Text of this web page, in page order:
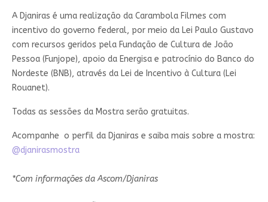
A Djaniras é uma realização da Carambola Filmes com
incentivo do governo federal, por meio da Lei Paulo Gustavo
com recursos geridos pela Fundação de Cultura de João
Pessoa (Funjope), apoio da Energisa e patrocínio do Banco do
Nordeste (BNB), através da Lei de Incentivo à Cultura (Lei
Rouanet).
Todas as sessões da Mostra serão gratuitas.
Acompanhe o perfil da Djaniras e saiba mais sobre a mostra:
@djanirasmostra
*Com informações da Ascom/Djaniras